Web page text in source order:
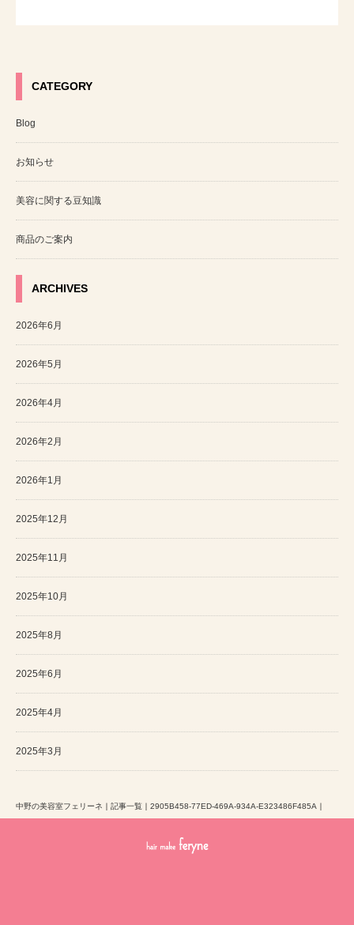
CATEGORY
Blog
お知らせ
美容に関する豆知識
商品のご案内
ARCHIVES
2026年6月
2026年5月
2026年4月
2026年2月
2026年1月
2025年12月
2025年11月
2025年10月
2025年8月
2025年6月
2025年4月
2025年3月
中野の美容室フェリーネ ｜ 記事一覧 ｜ 2905B458-77ED-469A-934A-E323486F485A ｜